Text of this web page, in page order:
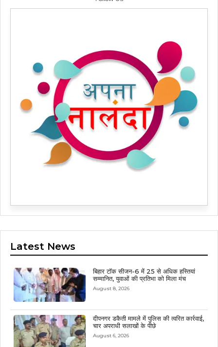
Latest News
बिहार टॉक सीजन-6 में 25 से अधिक हस्तियां
सम्मानित, युवाओं की प्रतिभा को मिला मंच
August 8, 2026
दीपनगर डकैती मामले में पुलिस की त्वरित कार्रवाई,
चार अपराधी सलाखों के पीछे
August 6, 2026